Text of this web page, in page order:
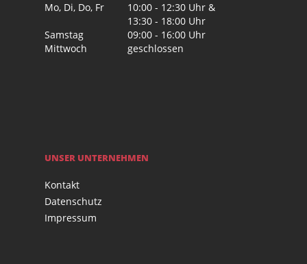
Mo, Di, Do, Fr
10:00 - 12:30 Uhr &
13:30 - 18:00 Uhr
Samstag
09:00 - 16:00 Uhr
Mittwoch
geschlossen
UNSER UNTERNEHMEN
Kontakt
Datenschutz
Impressum